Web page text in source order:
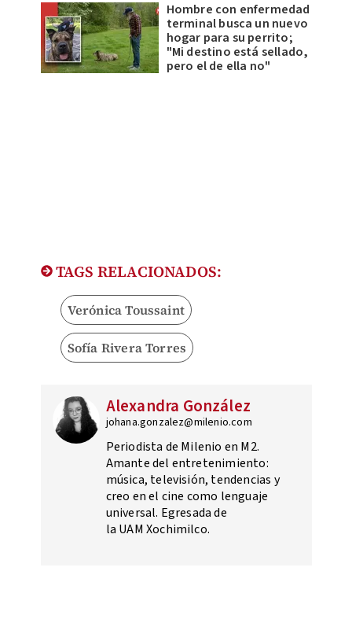
Hombre con enfermedad
terminal busca un nuevo
hogar para su perrito;
"Mi destino está sellado,
pero el de ella no"
TAGS RELACIONADOS:
Verónica Toussaint
Sofía Rivera Torres
Alexandra González
johana.gonzalez@milenio.com
Periodista de Milenio en M2.
Amante del entretenimiento:
música, televisión, tendencias y
creo en el cine como lenguaje
universal. Egresada de
la UAM Xochimilco.